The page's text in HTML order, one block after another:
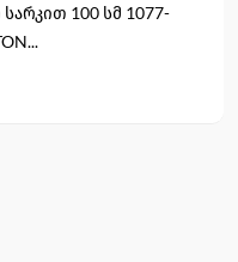
სარკით 100 სმ 1077-